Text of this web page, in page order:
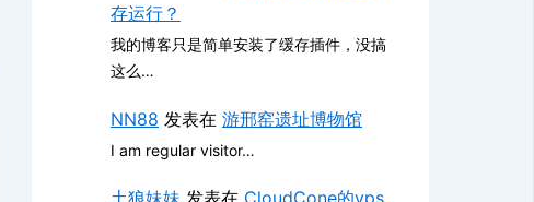
存运行？
我的博客只是简单安装了缓存插件，没搞
这么…
NN88 发表在 游邢窑遗址博物馆
I am regular visitor…